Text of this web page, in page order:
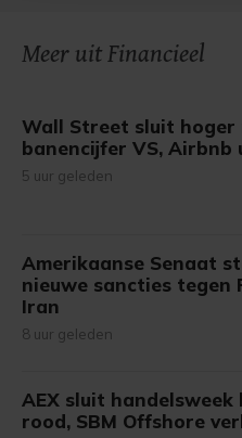
gemaakte keuze altijd
Meer uit Financieel
Wall Street sluit hoger
banencijfer VS, Airbnb
5 uur geleden
Amerikaanse Senaat
nieuwe sancties tegen
Iran
8 uur geleden
AEX sluit
rood, SBM Offshore